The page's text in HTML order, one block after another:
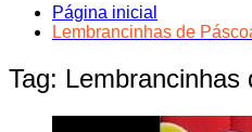
Página inicial
Lembrancinhas de
Tag: Lembrancinhas